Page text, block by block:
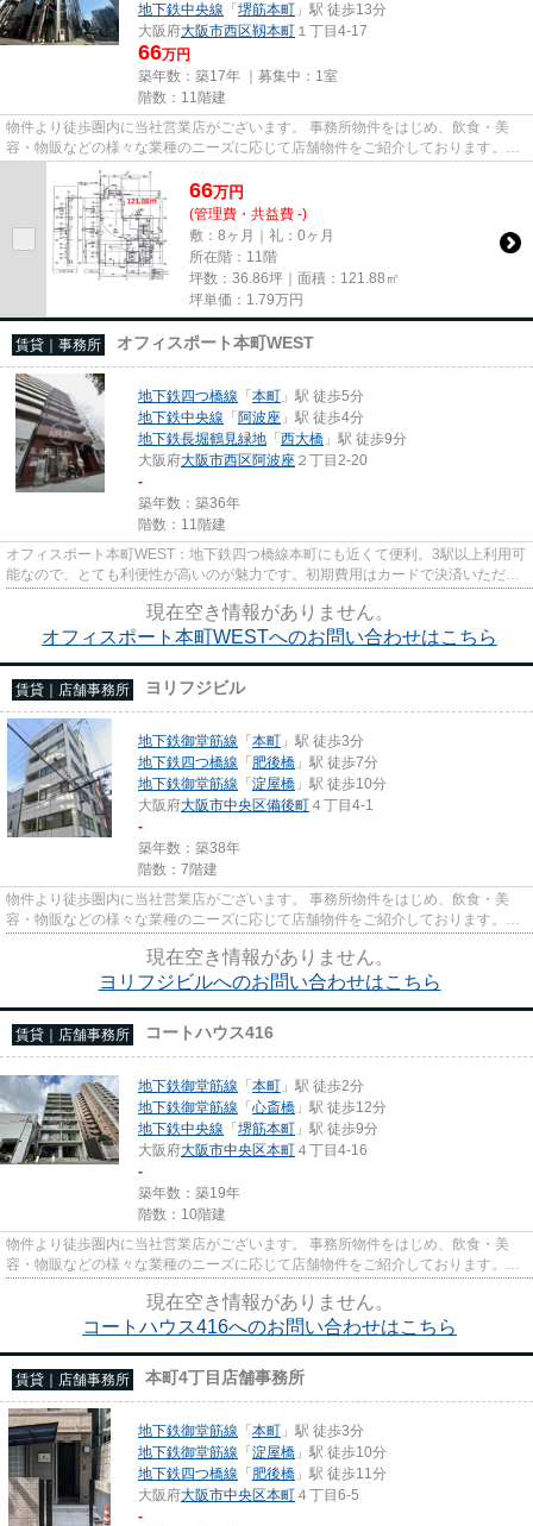
地下鉄中央線 「堺筋本町 」駅 徒歩13分
大阪府大阪市西区靱本町 １丁目4-17
66万円
築年数：築17年 ｜募集中： 1室
階数：11階建
物件より徒歩圏内に当社営業店がございます。 事務所物件をはじめ、飲食・美
容・物販などの様々な業種のニーズに応じて店舗物件をご紹介しております。
尚、弊社ではおとり広告は一切...
66万円
(管理費・共益費 -)
敷：8ヶ月｜礼：0ヶ月
所在階：11階
坪数：36.86坪｜面積：121.88㎡
坪単価： 1.79万円
賃貸｜事務所 オフィスポート本町WEST
地下鉄四つ橋線 「本町 」駅 徒歩5分
地下鉄中央線 「阿波座 」駅 徒歩4分
地下鉄長堀鶴見緑地 「西大橋 」駅 徒歩9分
大阪府大阪市西区阿波座 ２丁目2-20
-
築年数：築36年
階数：11階建
オフィスポート本町WEST：地下鉄四つ橋線本町にも近くて便利。3駅以上利用可
能なので、とても利便性が高いのが魅力です。初期費用はカードで決済いただけ
ます。駐車場までの距離は300m...
現在空き情報がありません。
オフィスポート本町WESTへのお問い合わせはこちら
賃貸｜店舗事務所 ヨリフジビル
地下鉄御堂筋線 「本町 」駅 徒歩3分
地下鉄四つ橋線 「肥後橋 」駅 徒歩7分
地下鉄御堂筋線 「淀屋橋 」駅 徒歩10分
大阪府大阪市中央区備後町 ４丁目4-1
-
築年数：築38年
階数：7階建
物件より徒歩圏内に当社営業店がございます。 事務所物件をはじめ、飲食・美
容・物販などの様々な業種のニーズに応じて店舗物件をご紹介しております。
尚、弊社ではおとり広告は一切...
現在空き情報がありません。
ヨリフジビルへのお問い合わせはこちら
賃貸｜店舗事務所 コートハウス416
地下鉄御堂筋線 「本町 」駅 徒歩2分
地下鉄御堂筋線 「心斎橋 」駅 徒歩12分
地下鉄中央線 「堺筋本町 」駅 徒歩9分
大阪府大阪市中央区本町 ４丁目4-16
-
築年数：築19年
階数：10階建
物件より徒歩圏内に当社営業店がございます。 事務所物件をはじめ、飲食・美
容・物販などの様々な業種のニーズに応じて店舗物件をご紹介しております。
尚、弊社ではおとり広告は一切...
現在空き情報がありません。
コートハウス416へのお問い合わせはこちら
賃貸｜店舗事務所 本町4丁目店舗事務所
地下鉄御堂筋線 「本町 」駅 徒歩3分
地下鉄御堂筋線 「淀屋橋 」駅 徒歩10分
地下鉄四つ橋線 「肥後橋 」駅 徒歩11分
大阪府大阪市中央区本町 ４丁目6-5
-